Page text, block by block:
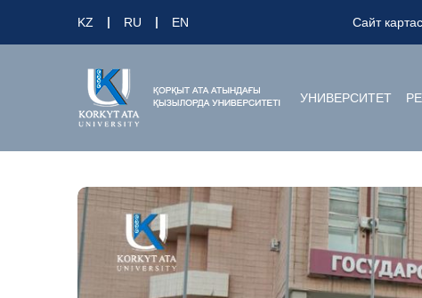
KZ RU EN Сайт
УНИВЕРСИТЕТ